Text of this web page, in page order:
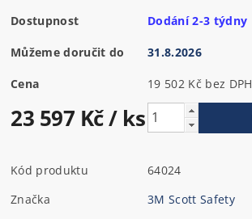
Dostupnost Dodání 2-3 týdny
Můžeme doručit do 31.8.2026
Cena 19 502 Kč bez DPH
23 597 Kč/ ks
Kód produktu
64024
Značka
3M Scott Safety